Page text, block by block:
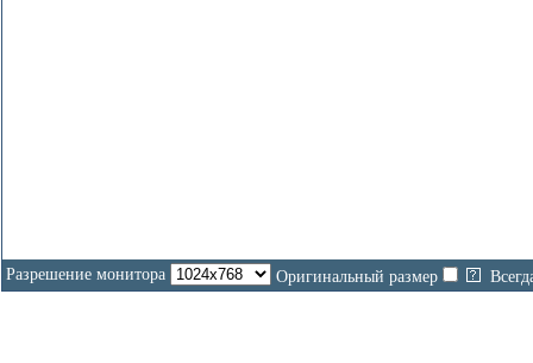
Разрешение монитора Оригинальный размер